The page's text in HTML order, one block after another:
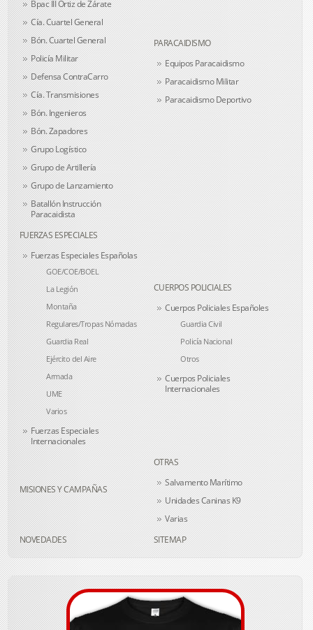
Bpac III Ortiz de Zárate
Cía. Cuartel General
Bón. Cuartel General
Policía Militar
Defensa ContraCarro
Cía. Transmisiones
Bón. Ingenieros
Bón. Zapadores
Grupo Logístico
Grupo de Artillería
Grupo de Lanzamiento
Batallón Instrucción
Paracaidista
PARACAIDISMO
Equipos Paracaidismo
Paracaidismo Militar
Paracaidismo Deportivo
FUERZAS ESPECIALES
Fuerzas Especiales Españolas
GOE/COE/BOEL
La Legión
Montaña
Regulares/Tropas Nómadas
Guardia Real
Ejército del Aire
Armada
UME
Varios
Fuerzas Especiales
Internacionales
CUERPOS POLICIALES
Cuerpos Policiales Españoles
Guardia Civil
Policía Nacional
Otros
Cuerpos Policiales
Internacionales
MISIONES Y CAMPAÑAS
OTRAS
Salvamento Marítimo
Unidades Caninas K9
Varias
NOVEDADES
SITEMAP